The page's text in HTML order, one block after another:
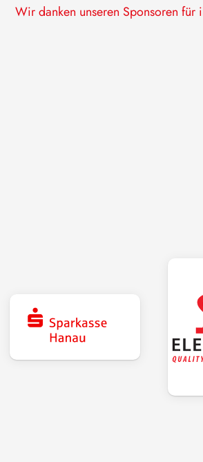
Wir danken unseren Sponsoren für